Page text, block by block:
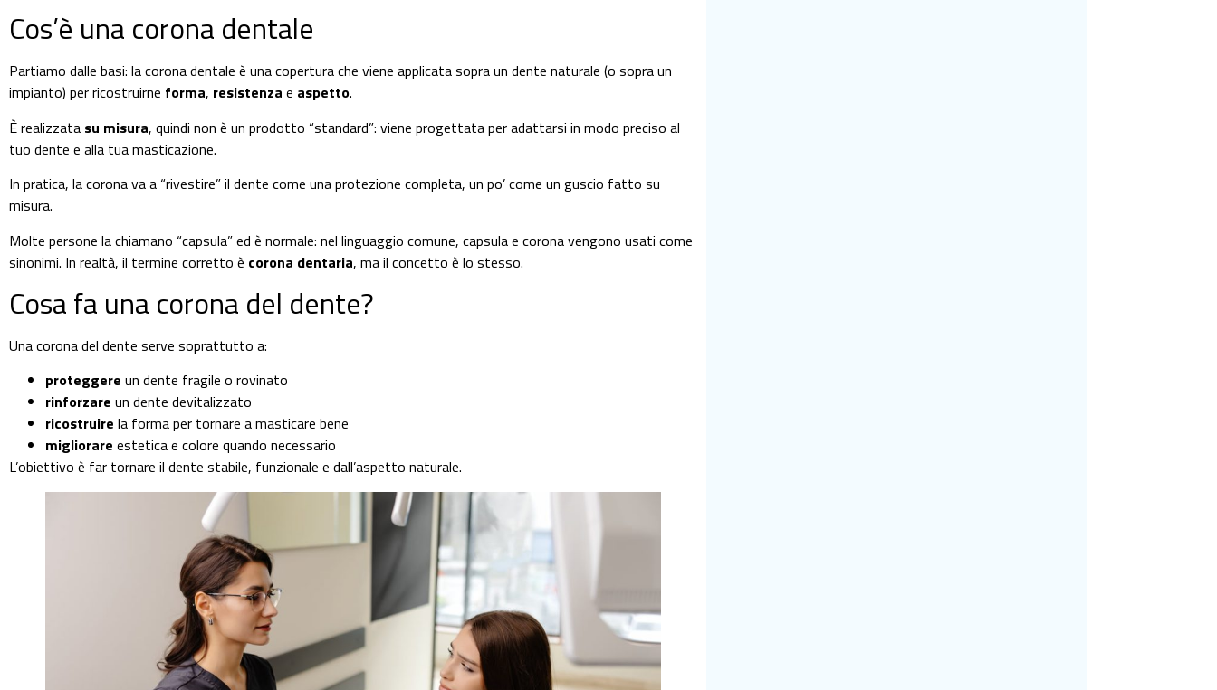
Cos’è una corona dentale
Partiamo dalle basi: la corona dentale è una copertura che viene applicata sopra un dente naturale (o sopra un
impianto) per ricostruirne forma, resistenza e aspetto.
È realizzata su misura, quindi non è un prodotto “standard”: viene progettata per adattarsi in modo preciso al
tuo dente e alla tua masticazione.
In pratica, la corona va a “rivestire” il dente come una protezione completa, un po’ come un guscio fatto su
misura.
Molte persone la chiamano “capsula” ed è normale: nel linguaggio comune, capsula e corona vengono usati come
sinonimi. In realtà, il termine corretto è corona dentaria, ma il concetto è lo stesso.
Cosa fa una corona del dente?
Una corona del dente serve soprattutto a:
proteggere un dente fragile o rovinato
rinforzare un dente devitalizzato
ricostruire la forma per tornare a masticare bene
migliorare estetica e colore quando necessario
L’obiettivo è far tornare il dente stabile, funzionale e dall’aspetto naturale.